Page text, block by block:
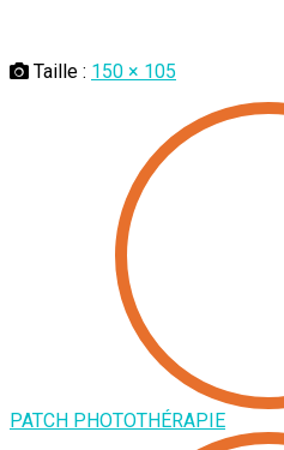
Taille : 150 × 105
PATCH PHOTOTHÉRAPIE